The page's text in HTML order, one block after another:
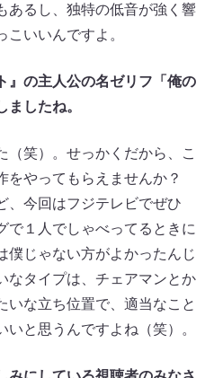
あるし、独特の低音が強く響
こいいんですよ。
の主人公の名ゼリフ「俺の
ましたね。
（笑）。せっかくだから、こ
をやってもらえませんか？
、今回はフジテレビでぜひ
で１人でしゃべってるときに
僕じゃない方がよかったんじ
なタイプは、チェアマンとか
いな立ち位置で、適当なこと
と思うんですよね（笑）。